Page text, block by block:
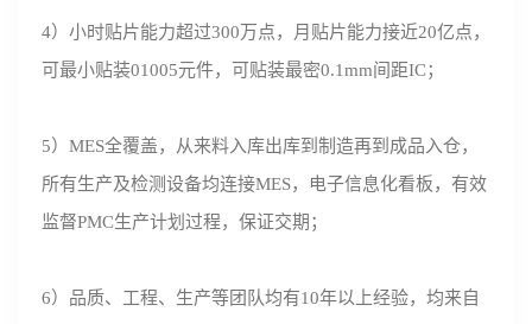
4）小时贴片能力超过300万点，月贴片能力接近20亿点，
可最小贴装01005元件，可贴装最密0.1mm间距IC；
5）MES全覆盖，从来料入库出库到制造再到成品入仓，
所有生产及检测设备均连接MES，电子信息化看板，有效
监督PMC生产计划过程，保证交期；
6）品质、工程、生产等团队均有10年以上经验，均来自